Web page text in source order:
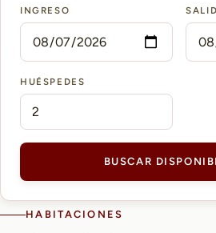
AEROPUERTO PETTIROSSI CASCO
INGRESO
HUÉSPEDES
BUSCAR
HABITACIONES